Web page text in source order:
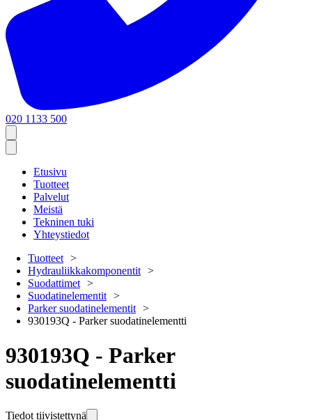
020 1133 500
Etusivu
Tuotteet
Palvelut
Meistä
Tekninen tuki
Yhteystiedot
Tuotteet
Hydrauliikkakomponentit
Suodattimet
Suodatinelementit
Parker suodatinelementit
930193Q - Parker suodatinelementti
930193Q - Parker
suodatinelementti
Tiedot tiivistettynä